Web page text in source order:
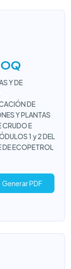
Y DE
DE
Y PLANTAS
CRUDO E
1 y 2 DEL
DE ECOPETROL
Generar PDF